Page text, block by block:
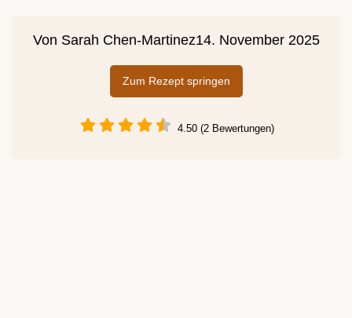
Von Sarah Chen-Martinez14. November 2025
Zum Rezept springen
4.50 (2 Bewertungen)